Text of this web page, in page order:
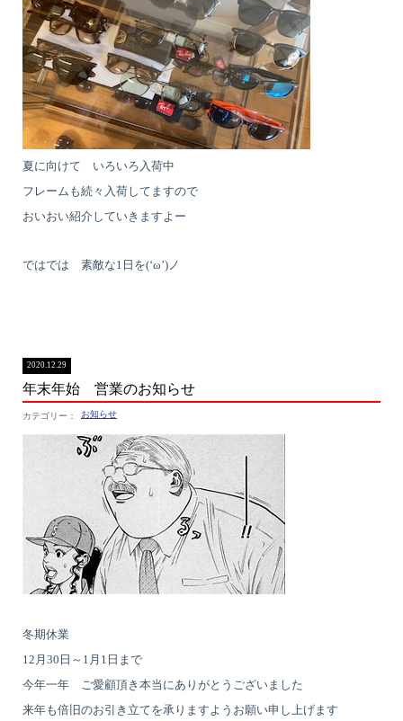
夏に向けて いろいろ入荷中
フレームも続々入荷してますので
おいおい紹介していきますよー
ではでは 素敵な1日を(‘ω’)ノ
年末年始 営業のお知らせ
2020.12.29
お知らせ
冬期休業
12月30日～1月1日まで
今年一年 ご愛顧頂き本当にありがとうございました
来年も倍旧のお引き立てを承りますようお願い申し上げます